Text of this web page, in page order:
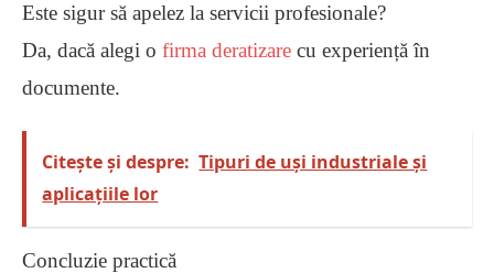
Este sigur să apelez la servicii profesionale?
Da, dacă alegi o firma deratizare cu experiență în
documente.
Citește și despre: Tipuri de uși industriale și
aplicațiile lor
Concluzie practică